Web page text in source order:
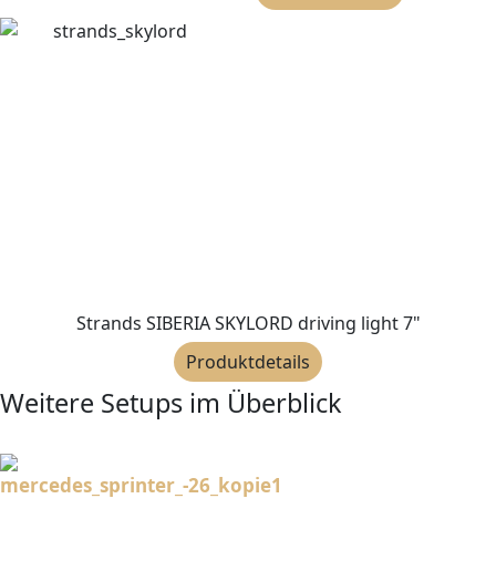
Strands SIBERIA SKYLORD driving light 7"
Produktdetails
Weitere Setups im Überblick